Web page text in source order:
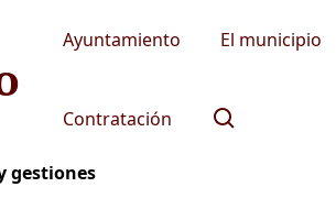
Ayuntamiento El municipio
Contratación
gestiones